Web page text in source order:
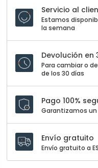
Servicio al
Estamos
la semana
Devolución en
Para cambiar o
de los 30 días
Pago 100%
Garantizamos un
Envío gratuito
Envío gratuito a ES